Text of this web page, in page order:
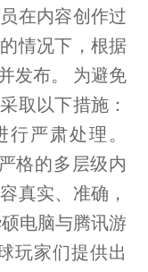
在内容创作过
情况下，根据
发布。 为避免
取以下措施：
严肃处理。
格的多层级内
真实、准确，
电脑与腾讯游
玩家们提供出